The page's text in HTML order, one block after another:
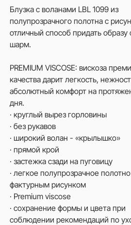
Блузка с воланами LBL 1099 из
полупрозрачного полотна с
отличный способ придать образу
шарм.
PREMIUM VISCOSE: вискоза
качества дарит легкость,
абсолютный комфорт на
дня.
· круглый вырез горловины
· без рукавов
· широкий волан - «крылышко»
· прямой крой
· застежка сзади на пуговицу
· легкое полупрозрачное
фактурным рисунком
· Premium viscose
· сохранение формы и цвета при
соблюдении рекомендаций по